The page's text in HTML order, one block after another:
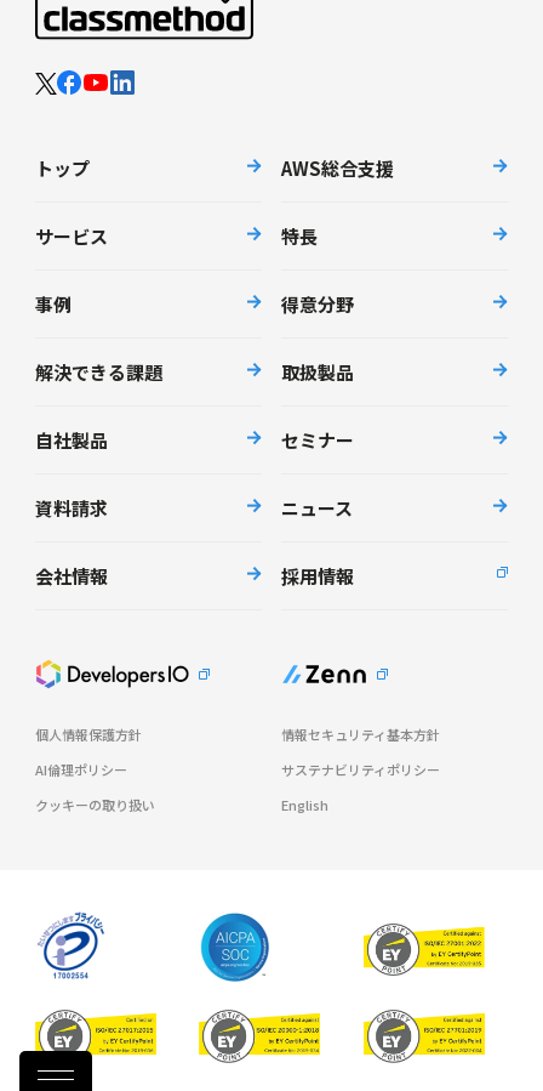
トップ AWS総合支援
サービス 特長
事例 得意分野
解決できる課題 取扱製品
自社製品 セミナー
資料請求 ニュース
会社情報 採用情報
個人情報保護方針
情報セキュリティ基本方針
AI倫理ポリシー
サステナビリティポリシー
クッキーの取り扱い
English